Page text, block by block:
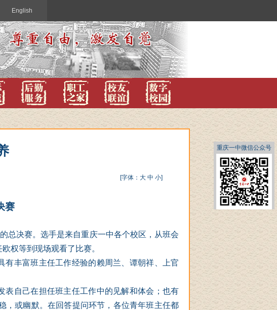
English
[字体： 大 中 小]
赛
总决赛。选手是来自重庆一中各个校区，从班会
权等到现场观看了比赛。
有丰富班主任工作经验的赖周兰、谭朝祥、上官
表自己在担任班主任工作中的见解和体会；也有
，或幽默。在回答提问环节，各位青年班主任都
重庆一中微信公众号